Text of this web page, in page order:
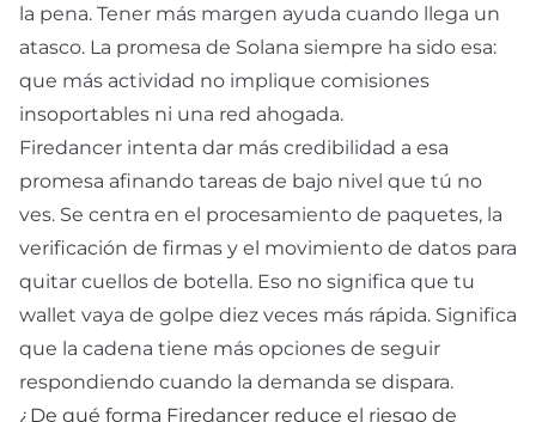
la pena. Tener más margen ayuda cuando llega un
atasco. La promesa de Solana siempre ha sido esa:
que más actividad no implique comisiones
insoportables ni una red ahogada.
Firedancer intenta dar más credibilidad a esa
promesa afinando tareas de bajo nivel que tú no
ves. Se centra en el procesamiento de paquetes, la
verificación de firmas y el movimiento de datos para
quitar cuellos de botella. Eso no significa que tu
wallet vaya de golpe diez veces más rápida. Significa
que la cadena tiene más opciones de seguir
respondiendo cuando la demanda se dispara.
¿De qué forma Firedancer reduce el riesgo de